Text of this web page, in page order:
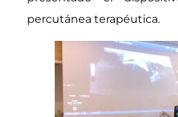
percutánea terapéutica.